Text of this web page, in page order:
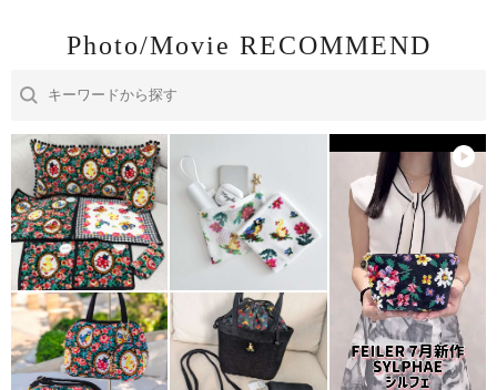
Photo/Movie RECOMMEND